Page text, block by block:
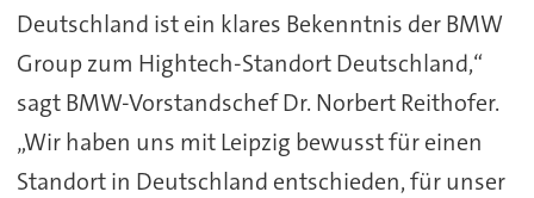
Deutschland ist ein klares Bekenntnis der BMW
Group zum Hightech-Standort Deutschland,“
sagt BMW-Vorstandschef Dr. Norbert Reithofer.
„Wir haben uns mit Leipzig bewusst für einen
Standort in Deutschland entschieden, für unser